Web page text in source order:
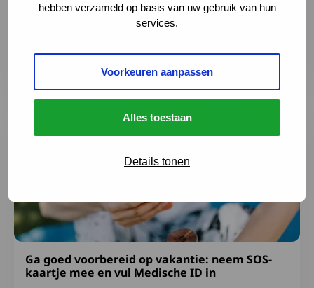
hebben verzameld op basis van uw gebruik van hun
services.
Voorkeuren aanpassen
Alles toestaan
Details tonen
3 augustus 2026
Ga goed voorbereid op vakantie: neem SOS-
kaartje mee en vul Medische ID in
Lees meer over Ga goed voorbereid op vakantie: neem